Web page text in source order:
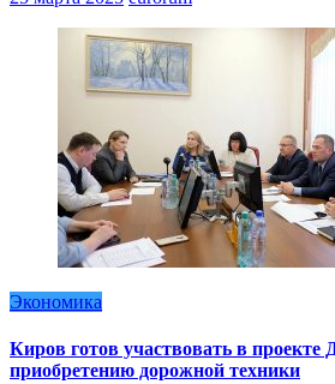
Экономика
Киров готов участвовать в
приобретению дорожной техники